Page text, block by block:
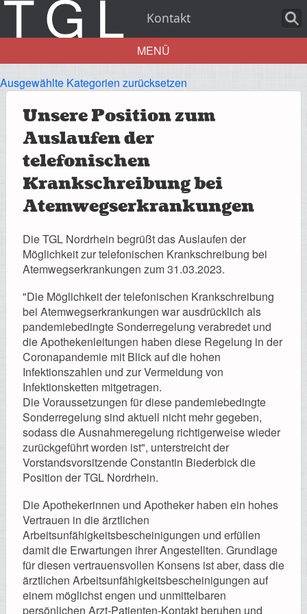
Kontakt
Aktuelles
Über uns
Leistungen
Registrierung
Impressionen
Hilfe
Mitgliederbereich
MENÜ
Ausgewählte Kategorien zurücksetzen
Unsere Position zum
Auslaufen der
telefonischen
Krankschreibung bei
Atemwegserkrankungen
Die TGL Nordrhein begrüßt das Auslaufen der
Möglichkeit zur telefonischen Krankschreibung bei
Atemwegserkrankungen zum 31.03.2023.
"Die Möglichkeit der telefonischen Krankschreibung
bei Atemwegserkrankungen war ausdrücklich als
pandemiebedingte Sonderregelung verabredet und
die Apothekenleitungen haben diese Regelung in der
Coronapandemie mit Blick auf die hohen
Infektionszahlen und zur Vermeidung von
Infektionsketten mitgetragen.
Die Voraussetzungen für diese pandemiebedingte
Sonderregelung sind aktuell nicht mehr gegeben,
sodass die Ausnahmeregelung richtigerweise wieder
zurückgeführt worden ist", unterstreicht der
Vorstandsvorsitzende Constantin Biederbick die
Position der TGL Nordrhein.
Die Apothekerinnen und Apotheker haben ein hohes
Vertrauen in die ärztlichen
Arbeitsunfähigkeitsbescheinigungen und erfüllen
damit die Erwartungen ihrer Angestellten. Grundlage
für diesen vertrauensvollen Konsens ist aber, dass die
ärztlichen Arbeitsunfähigkeitsbescheinigungen auf
einem möglichst engen und unmittelbaren
persönlichen Arzt-Patienten-Kontakt beruhen und